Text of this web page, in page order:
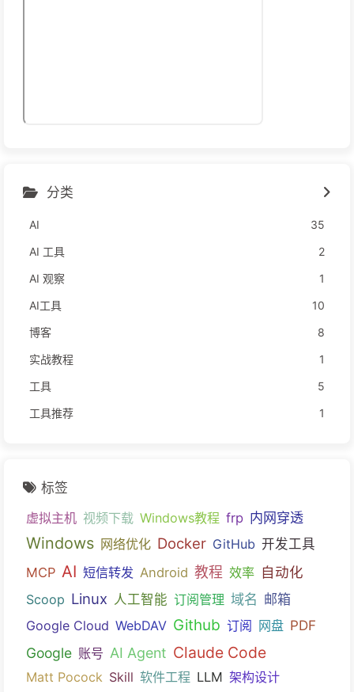
分类
AI
35
AI 工具
2
AI 观察
1
AI工具
10
博客
8
实战教程
1
工具
5
工具推荐
1
标签
虚拟主机 视频下载 Windows教程 frp 内网穿透
Windows 网络优化 Docker GitHub 开发工具
MCP AI 短信转发 Android 教程 效率 自动化
Scoop Linux 人工智能 订阅管理 域名 邮箱
Google Cloud WebDAV Github 订阅 网盘 PDF
Google 账号 AI Agent Claude Code
Matt Pocock Skill 软件工程 LLM 架构设计